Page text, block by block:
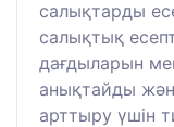
салықтарды
салықтық
дағдыларын
анықтайды
арттыру үшін